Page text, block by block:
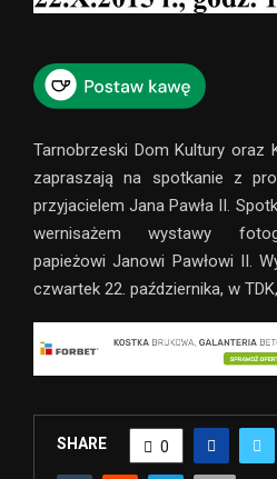
Tarnobrzeski Dom Kultury oraz
zapraszają na spotkanie z
przyjacielem Jana Pawła II.
wernisażem wystawy
papieżowi Janowi Pawłowi II.
czwartek 22. października, w
SHARE 0